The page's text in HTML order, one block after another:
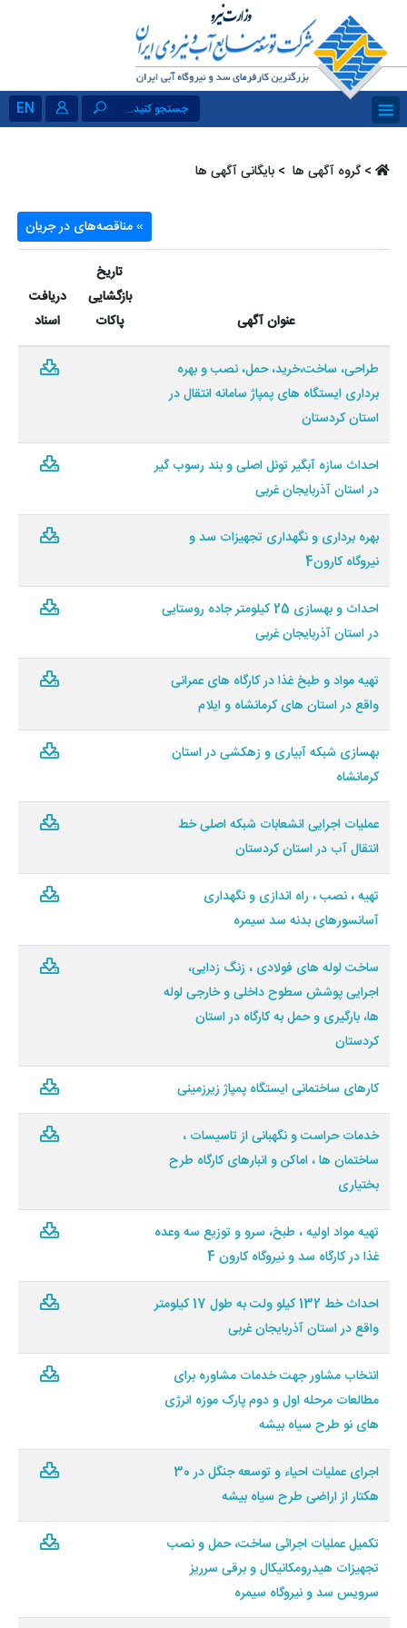
EN جستجو کنید...
>گروه آگهی ها ‏ > بایگانی آگهی ها
» مناقصه‌های در جریان
عنوان آگهی
تاریخ
بازگشایی
پاکات
دریافت
اسناد
طراحی، ساخت،خرید، حمل، نصب و بهره
برداری ایستگاه های پمپاژ سامانه انتقال در
استان کردستان
احداث سازه آبگیر تونل اصلی و بند رسوب گیر
در استان آذربایجان غربی
بهره برداری و نگهداری تجهیزات سد و
نیروگاه کارون4
احداث و بهسازی 25 کیلومتر جاده روستایی
در استان آذربایجان غربی
تهیه مواد و طبخ غذا در کارگاه های عمرانی
واقع در استان های کرمانشاه و ایلام
بهسازی شبکه آبیاری و زهکشی در استان
کرمانشاه
عملیات اجرایی انشعابات شبکه اصلی خط
انتقال آب در استان کردستان
تهیه ، نصب ، راه اندازی و نگهداری
آسانسورهای بدنه سد سیمره
ساخت لوله های فولادی ، زنگ زدایی،
اجرایی پوشش سطوح داخلی و خارجی لوله
ها، بارگیری و حمل به کارگاه در استان
کردستان
کارهای ساختمانی ایستگاه پمپاژ زیرزمینی
خدمات حراست و نگهبانی از تاسیسات ،
ساختمان ها ، اماکن و انبارهای کارگاه طرح
بختیاری
تهیه مواد اولیه ، طبخ، سرو و توزیع سه وعده
غذا در کارگاه سد و نیروگاه کارون 4
احداث خط 132 کیلو ولت به طول 17 کیلومتر
واقع در استان آذربایجان غربی
انتخاب مشاور جهت خدمات مشاوره برای
مطالعات مرحله اول و دوم پارک موزه انرژی
های نو طرح سیاه بیشه
اجرای عملیات احیاء و توسعه جنگل در 30
هکتار از اراضی طرح سیاه بیشه
تکمیل عملیات اجرائی ساخت، حمل و نصب
تجهیزات هیدرومکانیکال و برقی سرریز
سرویس سد و نیروگاه سیمره